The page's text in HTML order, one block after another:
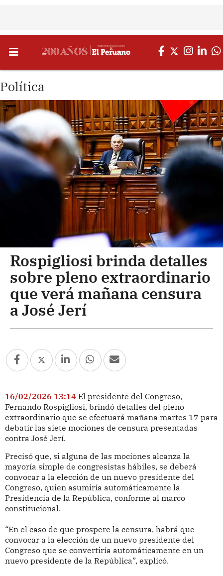
Política
Rospigliosi brinda detalles
sobre pleno extraordinario
que verá mañana censura
a José Jerí
16/02/2026 13:14 El presidente del Congreso,
Fernando Rospigliosi, brindó detalles del pleno
extraordinario que se efectuará mañana martes 17 para
debatir las siete mociones de censura presentadas
contra José Jerí.
Precisó que, si alguna de las mociones alcanza la
mayoría simple de congresistas hábiles, se deberá
convocar a la elección de un nuevo presidente del
Congreso, quien asumiría automáticamente la
Presidencia de la República, conforme al marco
constitucional.
“En el caso de que prospere la censura, habrá que
convocar a la elección de un nuevo presidente del
Congreso que se convertiría automáticamente en un
nuevo presidente de la República”, explicó.